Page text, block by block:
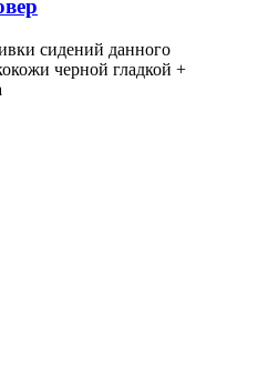
сидений данного
черной гладкой +